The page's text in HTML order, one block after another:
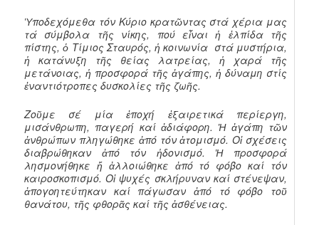
Ὑποδεχόμεθα τόν Κύριο κρατῶντας στά χέρια μας
τά σύμβολα τῆς νίκης, πού εἶναι ἡ ἐλπίδα τῆς
πίστης, ὁ Τίμιος Σταυρός, ἡ κοινωνία στά μυστήρια,
ἡ κατάνυξη τῆς θείας λατρείας, ἡ χαρά τῆς
μετάνοιας, ἡ προσφορά τῆς ἀγάπης, ἡ δύναμη στίς
ἐναντιότροπες δυσκολίες τῆς ζωῆς.
Ζοῦμε σέ μία ἐποχή ἐξαιρετικά περίεργη,
μισάνθρωπη, παγερή καί ἀδιάφορη. Ἡ ἀγάπη τῶν
ἀνθρώπων πληγώθηκε ἀπό τόν ἀτομισμό. Οἱ σχέσεις
διαβρώθηκαν ἀπό τόν ἡδονισμό. Ἡ προσφορά
λησμονήθηκε ἤ ἀλλοιώθηκε ἀπό τό φόβο καί τόν
καιροσκοπισμό. Οἱ ψυχές σκλήρυναν καί στένεψαν,
ἀπογοητεύτηκαν καί πάγωσαν ἀπό τό φόβο τοῦ
θανάτου, τῆς φθορᾶς καί τῆς ἀσθένειας.